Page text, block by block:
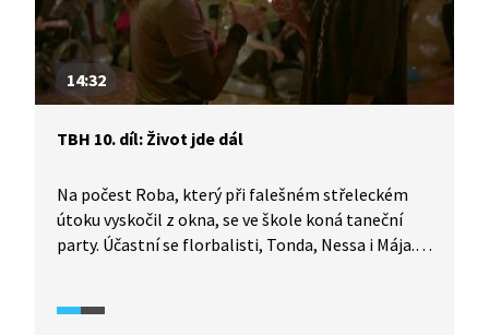
14:32
TBH 10. díl: Život jde dál
Na počest Roba, který při falešném střeleckém
útoku vyskočil z okna, se ve škole koná taneční
party. Účastní se florbalisti, Tonda, Nessa i Mája.
situace pomohla. Posunout se, poznat se a najít